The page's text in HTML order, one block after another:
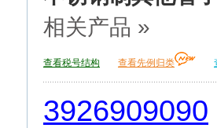
相关产品 »
查看税号结构 查看先例归类
3926909090